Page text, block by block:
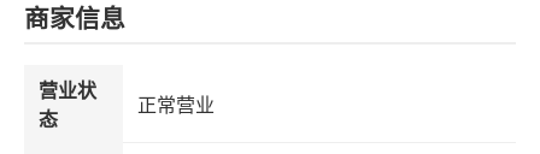
商家信息
营业状
态
正常营业